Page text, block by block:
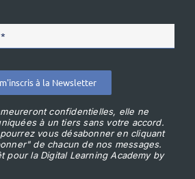
à la Newsletter
confidentielles, elle ne
à un tiers sans votre accord.
vous désabonner en cliquant
de chacun de nos messages.
pour la Digital Learning Academy by